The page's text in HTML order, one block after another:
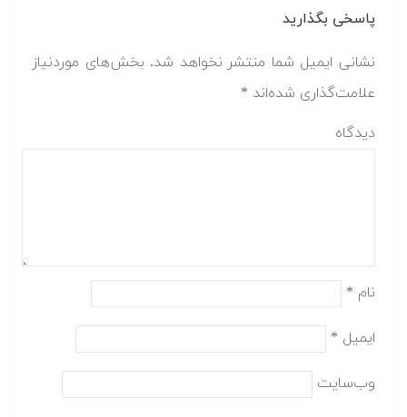
پاسخی بگذارید
نشانی ایمیل شما منتشر نخواهد شد. بخش‌های موردنیاز
علامت‌گذاری شده‌اند *
دیدگاه
نام *
ایمیل *
وب‌سایت